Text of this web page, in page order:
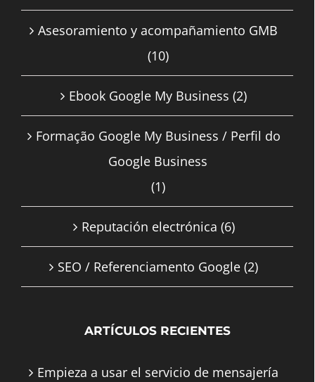
Asesoramiento y acompañamiento GMB
(10)
Ebook Google My Business (2)
Formação Google My Business / Perfil do
Google Business
(1)
Reputación electrónica (6)
SEO / Referenciamento Google (2)
ARTÍCULOS RECIENTES
Empieza a usar el servicio de mensajería